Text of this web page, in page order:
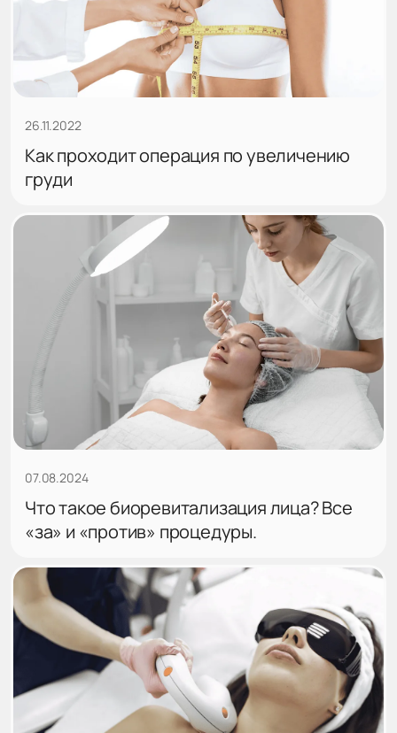
26.11.2022
Как проходит операция по увеличению
груди
07.08.2024
Что такое биоревитализация лица? Все
«за» и «против» процедуры.